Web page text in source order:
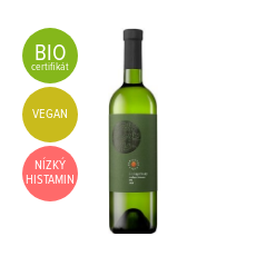
BIO
certifikát
VEGAN
NÍZKÝ
HISTAMIN